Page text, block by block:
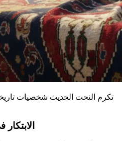
تكرم النحت الحديث شخصيات